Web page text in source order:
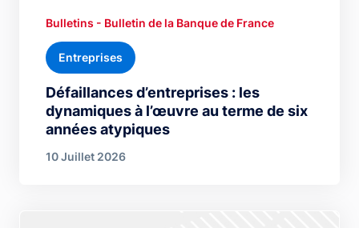
Défaillances d’entreprises : les
dynamiques à l’œuvre au terme de six
années atypiques
Bulletins - Bulletin de la Banque de France
Entreprises
10 Juillet 2026